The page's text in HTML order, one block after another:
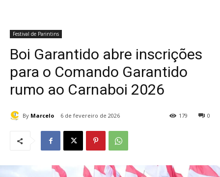
Festival de Parintins
Boi Garantido abre inscrições
para o Comando Garantido
rumo ao Carnaboi 2026
By Marcelo 6 de fevereiro de 2026 0
179